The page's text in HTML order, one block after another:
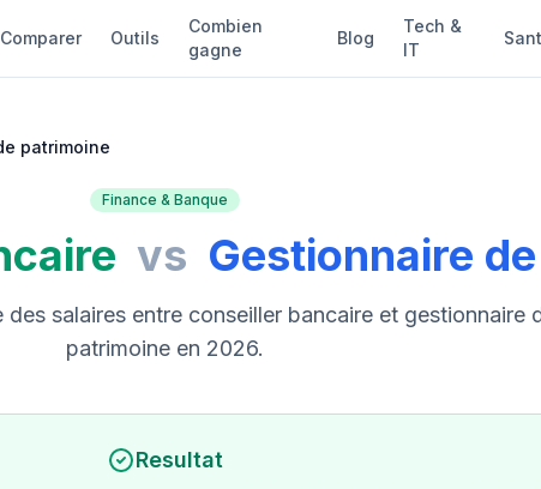
Comparer Outils
Combien
gagne
Blog
Tech &
IT
patrimoine
Finance & Banque
vs Gestionnaire
salaires entre conseiller bancaire et gestionnaire
patrimoine en 2026.
Resultat